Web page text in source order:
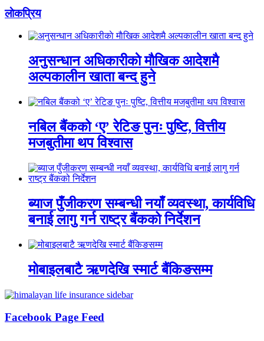
लाेकप्रिय
अनुसन्धान अधिकारीकाे माैखिक आदेशमै
अल्पकालीन खाता बन्द हुने
नबिल बैंकको ‘ए’ रेटिङ पुनः पुष्टि, वित्तीय
मजबुतीमा थप विश्वास
ब्याज पुँजीकरण सम्बन्धी नयाँ व्यवस्था, कार्यविधि
बनाई लागु गर्न राष्ट्र बैंकको निर्देशन
मोबाइलबाटै ऋणदेखि स्मार्ट बैंकिङसम्म
Facebook Page Feed